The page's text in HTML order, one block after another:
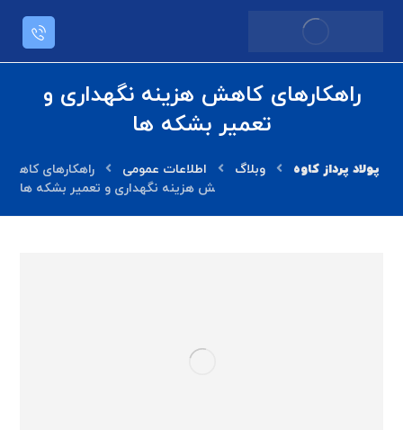
راهکارهای کاهش هزینه نگهداری و
تعمیر بشکه‌ ها
وبلاگ اطلاعات عمومی
راهکارهای کاه
ش هزینه نگهداری و تعمیر بشکه‌ ها